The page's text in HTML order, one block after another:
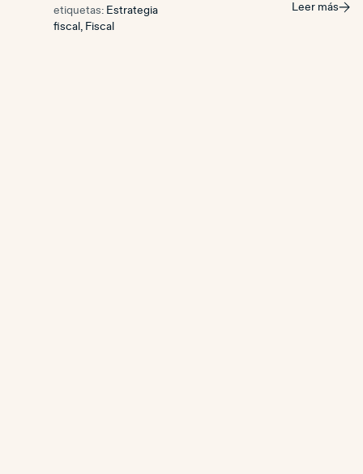
etiquetas: Estrategia
fiscal
Fiscal
Leer más